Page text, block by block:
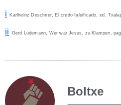
i Karlheinz Desch­ner, El cre­do fal­si­fi­ca­do, ed.
ii Gerd Lüde­mann, Wer war Jesus, zu Klam­pen,
Boltxe